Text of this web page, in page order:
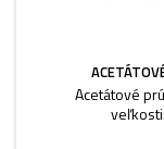
Acetátové